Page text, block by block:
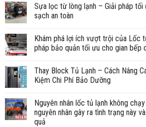
Sựa lọc từ lòng lạnh – Giải pháp tối
sạch an toàn
Khám phá lợi ích vượt trội của Lốc
pháp bảo quản tối ưu cho gian bếp
Thay Block Tủ Lạnh – Cách Nâng
Kiệm Chi Phí Bảo Dưỡng
Nguyên nhân lốc tủ lạnh không
nguyên nhân gây ra tình trạng này
quả